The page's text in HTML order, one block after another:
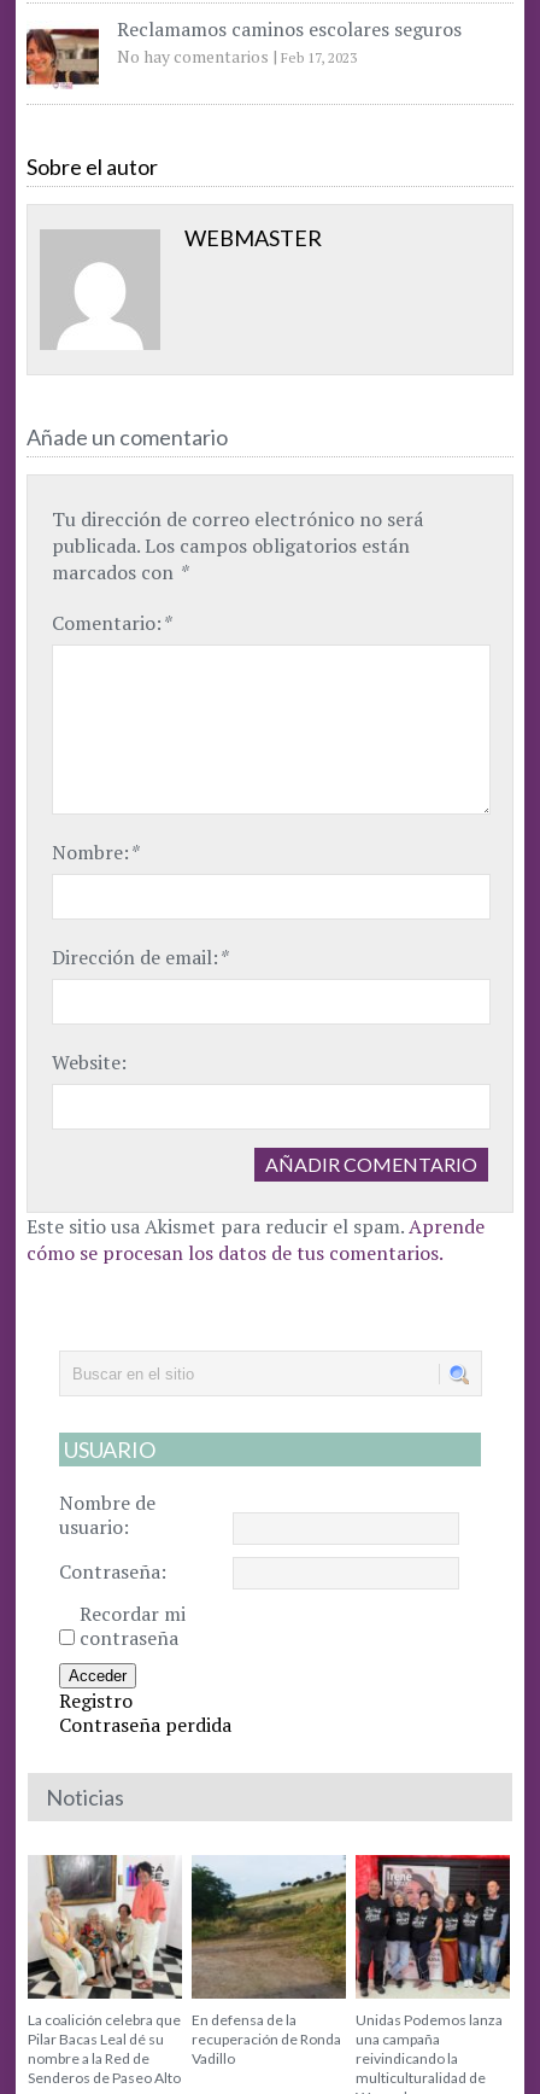
Reclamamos caminos escolares seguros
No hay comentarios | Feb 17, 2023
Sobre el autor
WEBMASTER
Añade un comentario
Tu dirección de correo electrónico no será
publicada.Los campos obligatorios están
marcados con *
Comentario:*
Nombre:*
Dirección de email:*
Website:
Este sitio usa Akismet para reducir el spam.Aprende
cómo se procesan los datos de tus comentarios.
USUARIO
Nombre de
usuario:
Contraseña:
Recordar mi
contraseña
Acceder
Registro
Contraseña perdida
Noticias
La coalición celebra que
Pilar Bacas Leal dé su
nombre a la Red de
Senderos de Paseo Alto
En defensa de la
recuperación de Ronda
Vadillo
Unidas Podemos lanza
una campaña
reivindicando la
multiculturalidad de